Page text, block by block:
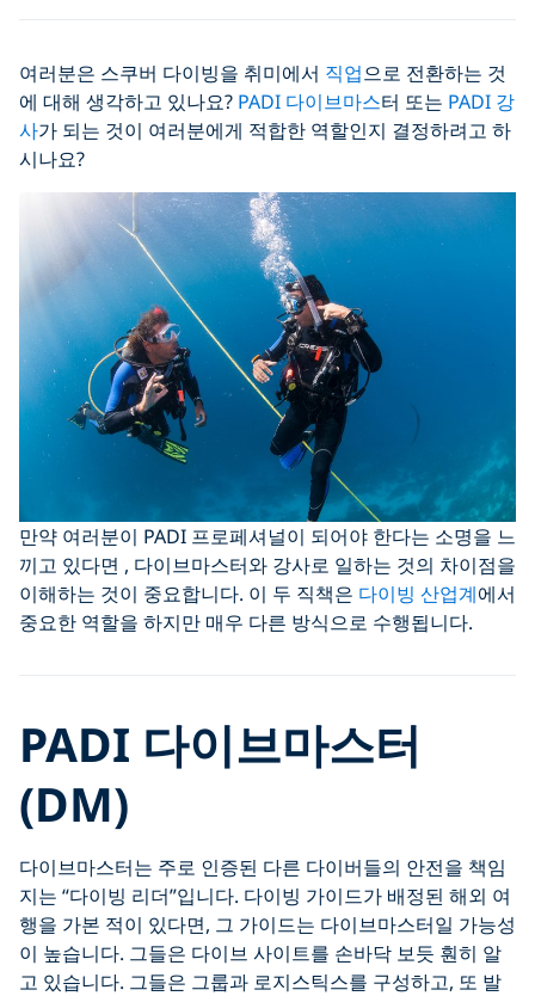
여러분은 스쿠버 다이빙을 취미에서 직업으로 전환하는 것
에 대해 생각하고 있나요? PADI 다이브마스터 또는 PADI 강
사가 되는 것이 여러분에게 적합한 역할인지 결정하려고 하
시나요?
만약 여러분이 PADI 프로페셔널이 되어야 한다는 소명을 느
끼고 있다면 , 다이브마스터와 강사로 일하는 것의 차이점을
이해하는 것이 중요합니다. 이 두 직책은 다이빙 산업계에서
중요한 역할을 하지만 매우 다른 방식으로 수행됩니다.
PADI 다이브마스터
(DM)
다이브마스터는 주로 인증된 다른 다이버들의 안전을 책임
지는 “다이빙 리더”입니다. 다이빙 가이드가 배정된 해외 여
행을 가본 적이 있다면, 그 가이드는 다이브마스터일 가능성
이 높습니다. 그들은 다이브 사이트를 손바닥 보듯 훤히 알
고 있습니다. 그들은 그룹과 로지스틱스를 구성하고, 또 발